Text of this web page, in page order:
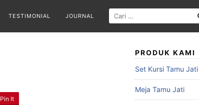
TESTIMONIAL JOURNAL
Pin It
PRODUK KAMI
Set Kursi Tamu Jati
Meja Tamu Jati